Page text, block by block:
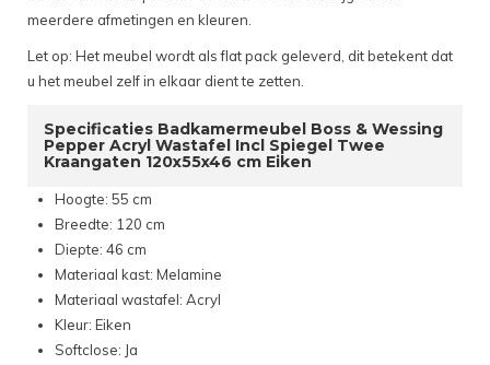
meerdere afmetingen en kleuren.
Let op: Het meubel wordt als flat pack geleverd, dit betekent dat
u het meubel zelf in elkaar dient te zetten.
Specificaties Badkamermeubel Boss & Wessing
Pepper Acryl Wastafel Incl Spiegel Twee
Kraangaten 120x55x46 cm Eiken
Hoogte: 55 cm
Breedte: 120 cm
Diepte: 46 cm
Materiaal kast: Melamine
Materiaal wastafel: Acryl
Kleur: Eiken
Softclose: Ja